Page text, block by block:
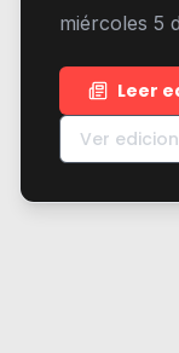
miércoles 5
Leer
Ver